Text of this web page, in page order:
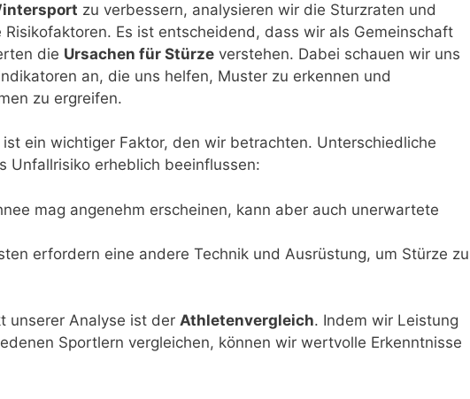
zu verbessern, analysieren wir die Sturzraten und
Es ist entscheidend, dass wir als Gemeinschaft
die Ursachen für Stürze verstehen. Dabei schauen wir uns
an, die uns helfen, Muster zu erkennen und
zu ergreifen.
ist ein wichtiger Faktor, den wir betrachten. Unterschiedliche
Unfallrisiko erheblich beeinflussen:
mag angenehm erscheinen, kann aber auch unerwartete
erfordern eine andere Technik und Ausrüstung, um Stürze zu
unserer Analyse ist der Athletenvergleich. Indem wir Leistung
Sportlern vergleichen, können wir wertvolle Erkenntnisse